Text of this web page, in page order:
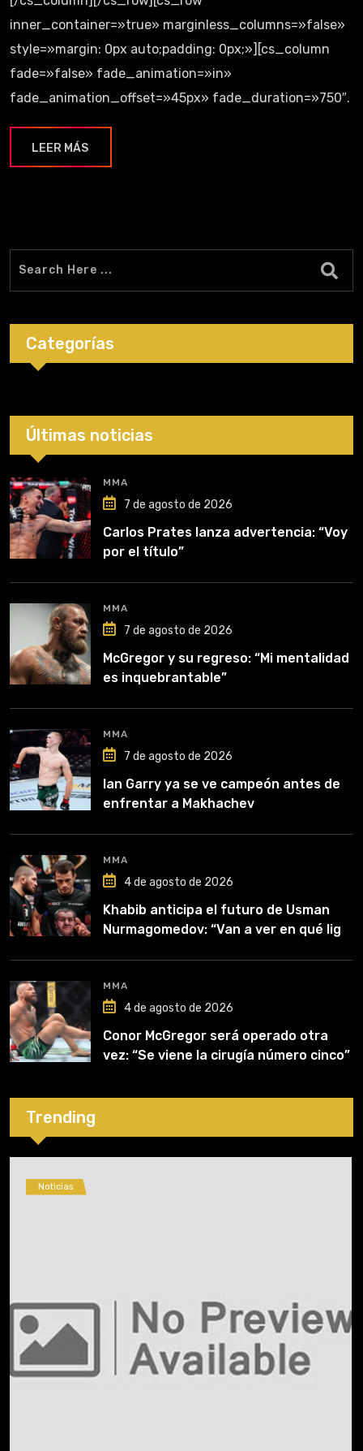
inner_container=»true» marginless_columns=»false»
style=»margin: 0px auto;padding: 0px;»][cs_column
fade=»false» fade_animation=»in»
fade_animation_offset=»45px» fade_duration=»750″.
LEER MÁS
Categorías
Últimas noticias
MMA
7 de agosto de 2026
Carlos Prates lanza advertencia: “Voy
por el título”
MMA
7 de agosto de 2026
McGregor y su regreso: “Mi mentalidad
es inquebrantable”
MMA
7 de agosto de 2026
Ian Garry ya se ve campeón antes de
enfrentar a Makhachev
MMA
4 de agosto de 2026
Khabib anticipa el futuro de Usman
Nurmagomedov: “Van a ver en qué liga
MMA
4 de agosto de 2026
Conor McGregor será operado otra
vez: “Se viene la cirugía número cinco”
Trending
Noticias